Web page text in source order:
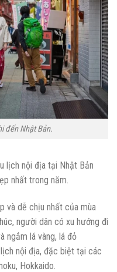
đến Nhật Bản.
lịch nội địa tại Nhật Bản
nhất trong năm.
và dễ chịu nhất của mùa
người dân có xu hướng đi
ngắm lá vàng, lá đỏ
nội địa, đặc biệt tại các
Hokkaido.